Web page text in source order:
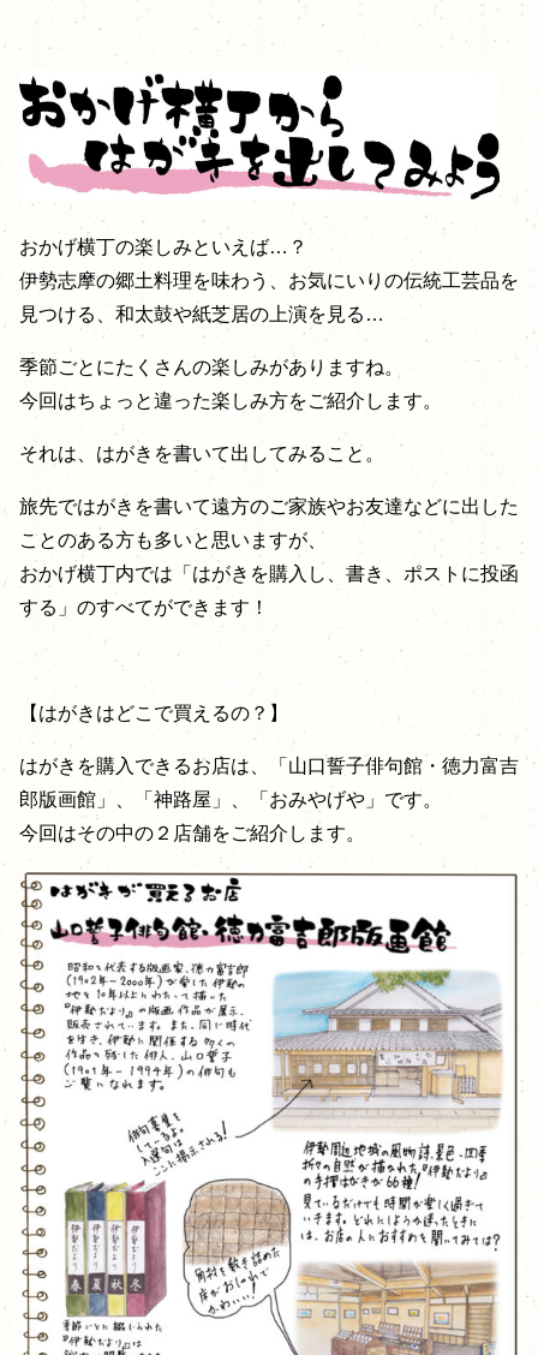
おかげ横丁の楽しみといえば…？
伊勢志摩の郷土料理を味わう、お気にいりの伝統工芸品を
見つける、和太鼓や紙芝居の上演を見る…
季節ごとにたくさんの楽しみがありますね。
今回はちょっと違った楽しみ方をご紹介します。
それは、はがきを書いて出してみること。
旅先ではがきを書いて遠方のご家族やお友達などに出した
ことのある方も多いと思いますが、
おかげ横丁内では「はがきを購入し、書き、ポストに投函
する」のすべてができます！
【はがきはどこで買えるの？】
はがきを購入できるお店は、「山口誓子俳句館・徳力富吉
郎版画館」、「神路屋」、「おみやげや」です。
今回はその中の２店舗をご紹介します。